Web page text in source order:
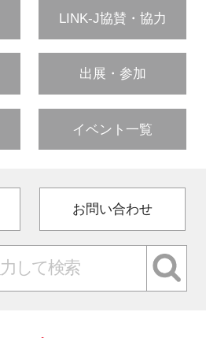
LINK-J協賛・協力
出展・参加
イベント一覧
お問い合わせ